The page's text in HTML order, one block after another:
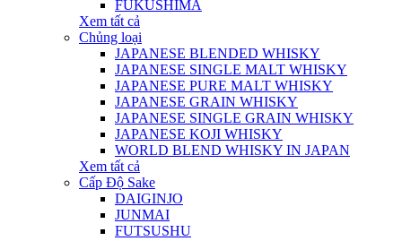
FUKUSHIMA
Xem tất cả
Chủng loại
JAPANESE BLENDED WHISKY
JAPANESE SINGLE MALT WHISKY
JAPANESE PURE MALT WHISKY
JAPANESE GRAIN WHISKY
JAPANESE SINGLE GRAIN WHISKY
JAPANESE KOJI WHISKY
WORLD BLEND WHISKY IN JAPAN
Xem tất cả
Cấp Độ Sake
DAIGINJO
JUNMAI
FUTSUSHU